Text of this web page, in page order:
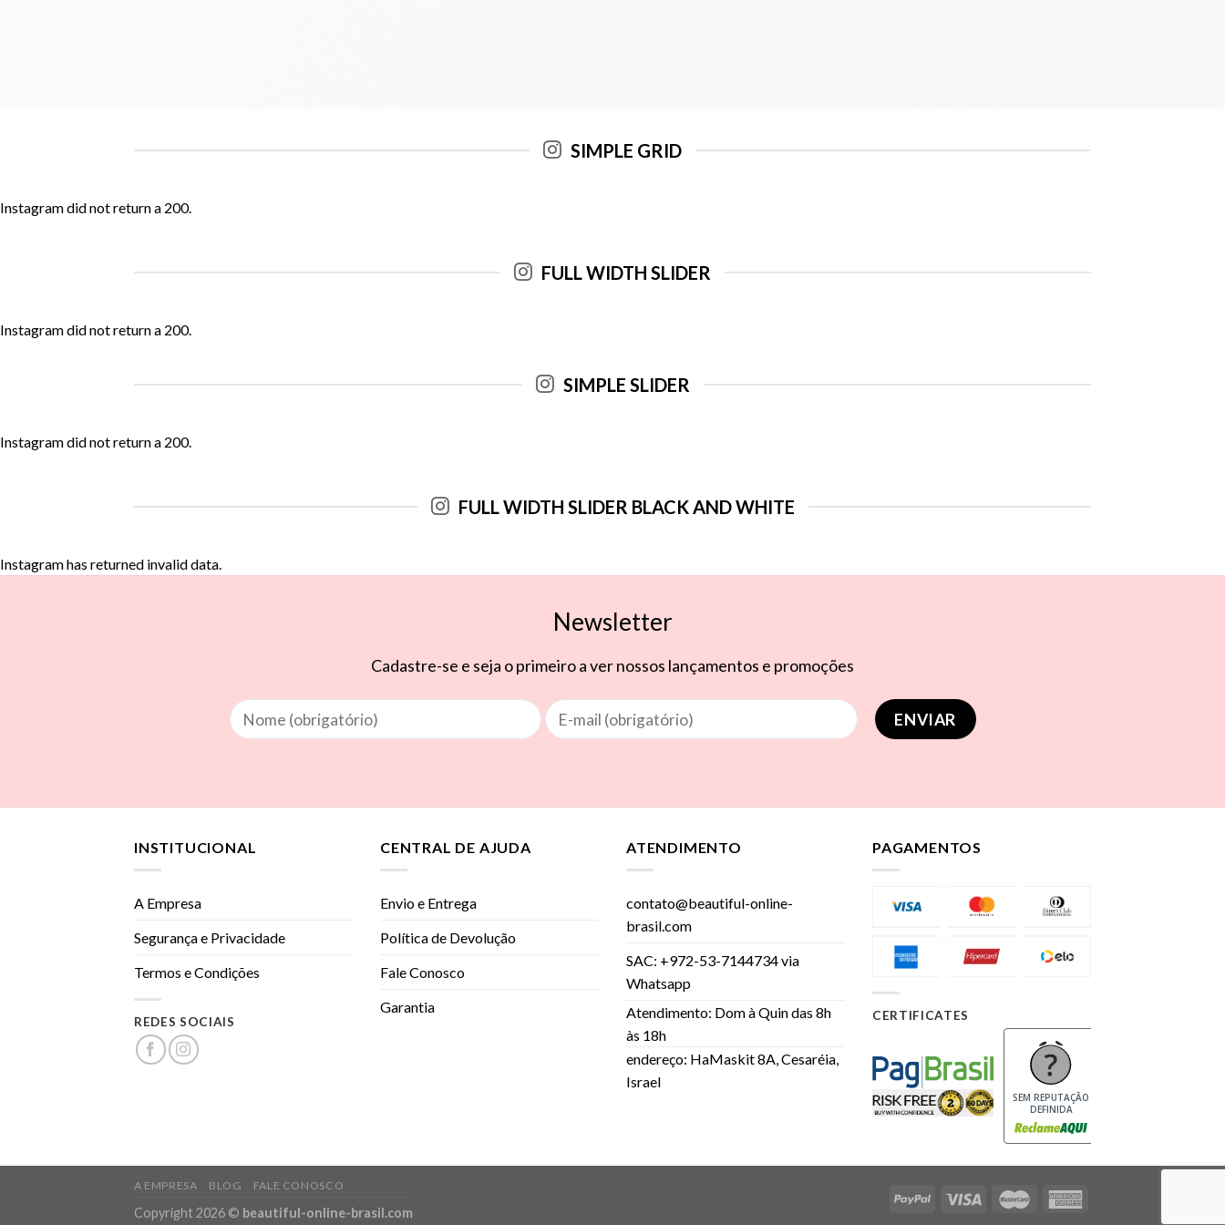
SIMPLE GRID
Instagram did not return a 200.
FULL WIDTH SLIDER
Instagram did not return a 200.
SIMPLE SLIDER
Instagram did not return a 200.
FULL WIDTH SLIDER BLACK AND WHITE
Instagram has returned invalid data.
Newsletter
Cadastre-se e seja o primeiro a ver nossos lançamentos e promoções
INSTITUCIONAL
A Empresa
Segurança e Privacidade
Termos e Condições
REDES SOCIAIS
CENTRAL DE AJUDA
Envio e Entrega
Política de Devolução
Fale Conosco
Garantia
ATENDIMENTO
contato@beautiful-online-
brasil.com
SAC: +972-53-7144734 via
Whatsapp
Atendimento: Dom à Quin das 8h
às 18h
endereço: HaMaskit 8A, Cesaréia,
Israel
PAGAMENTOS
CERTIFICATES
SEM REPUTAÇÃO
DEFINIDA
A EMPRESA BLOG FALE CONOSCO
Copyright 2026 © beautiful-online-brasil.com